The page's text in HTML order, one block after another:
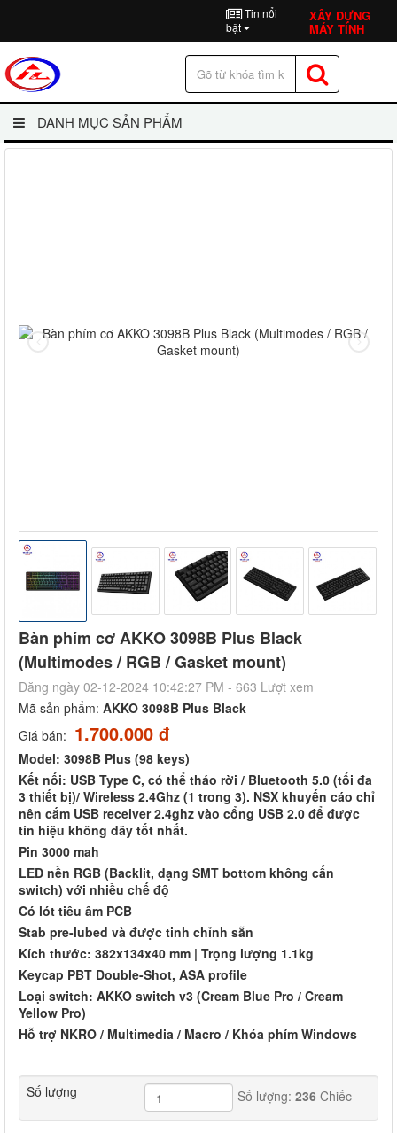
Tin nổi
bật
XÂY DỰNG
MÁY TÍNH
DANH MỤC SẢN PHẨM
Bàn phím cơ AKKO 3098B Plus Black
(Multimodes / RGB / Gasket mount)
Đăng ngày 02-12-2024 10:42:27 PM - 663 Lượt xem
Mã sản phẩm: AKKO 3098B Plus Black
Giá bán: 1.700.000 đ
Model: 3098B Plus (98 keys)
Kết nối: USB Type C, có thể tháo rời / Bluetooth 5.0 (tối đa
3 thiết bị)/ Wireless 2.4Ghz (1 trong 3). NSX khuyến cáo chỉ
nên cắm USB receiver 2.4ghz vào cổng USB 2.0 để được
tín hiệu không dây tốt nhất.
Pin 3000 mah
LED nền RGB (Backlit, dạng SMT bottom không cấn
switch) với nhiều chế độ
Có lót tiêu âm PCB
Stab pre-lubed và được tinh chỉnh sẵn
Kích thước: 382x134x40 mm | Trọng lượng 1.1kg
Keycap PBT Double-Shot, ASA profile
Loại switch: AKKO switch v3 (Cream Blue Pro / Cream
Yellow Pro)
Hỗ trợ NKRO / Multimedia / Macro / Khóa phím Windows
Số lượng Số lượng: 236Chiếc